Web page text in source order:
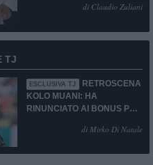
di Claudio Zuliani
TJ
ESCLUSIVA TJ
RETROSCENA
KOLO MUANI: HA
RINUNCIATO AI BONUS PUR
di Mirko Di Natale